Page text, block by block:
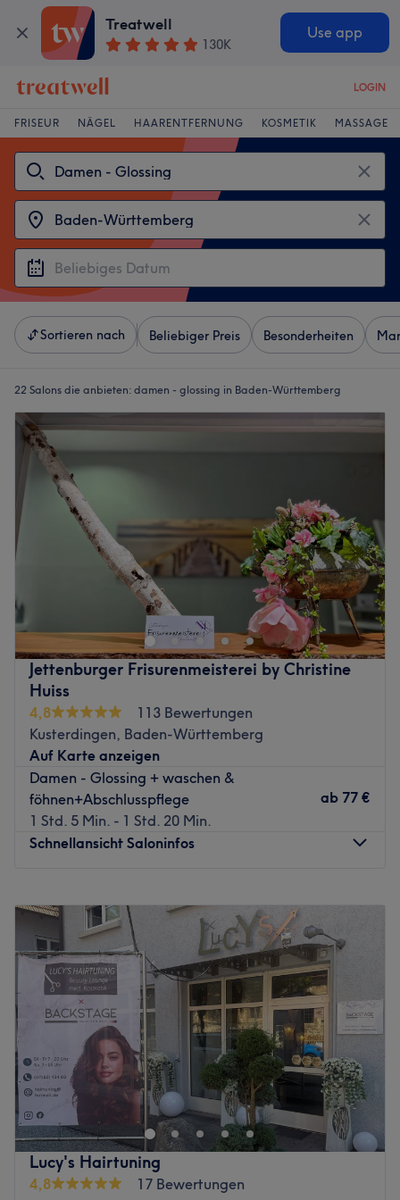
Treatwell
130K
Use app
LOGIN
FRISEUR NÄGEL HAARENTFERNUNG KOSMETIK MASSAGE
Sortieren nach Beliebiger Preis Besonderheiten
22 Salons die anbieten: damen - glossing in Baden-Württemberg
Jettenburger Frisurenmeisterei by Christine
Huiss
4,8
113 Bewertungen
Kusterdingen, Baden-Württemberg
Auf Karte anzeigen
Damen - Glossing + waschen &
föhnen+Abschlusspflege
1 Std. 5 Min. - 1 Std. 20 Min.
ab 77 €
Schnellansicht Saloninfos
Dienstag
08:00
Mittwoch
08:00–18:00
Donnerstag
08:00– 18:00
Freitag
08:00–18:00
Samstag
Geschlossen
Sonntag
Geschlossen
Willkommen bei Jettenburger Frisurenmeisterei by
Christine Huiss in Kusterdingen, ein wahrer Geheimtipp
für alle die auf der Suche nach vielfältigen
Friseurdienstleistungen sind. Für Herren gibt es hier auch
professionelle Colorationen. Überzeuge dich selbst und
buche deinen Termin direkt und unkompliziert über die
Treatwell-App mit sofortiger Buchungsbestätigung.
Lucy's Hairtuning
4,8
17 Bewertungen